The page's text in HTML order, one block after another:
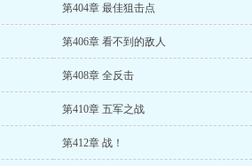
第404章 最佳狙击点
第406章 看不到的敌人
第408章 全反击
第410章 五军之战
第412章 战！